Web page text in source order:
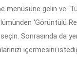
menüsüne gelin ve
‘Görüntülü
seçin. Sonrasında da
içermesini